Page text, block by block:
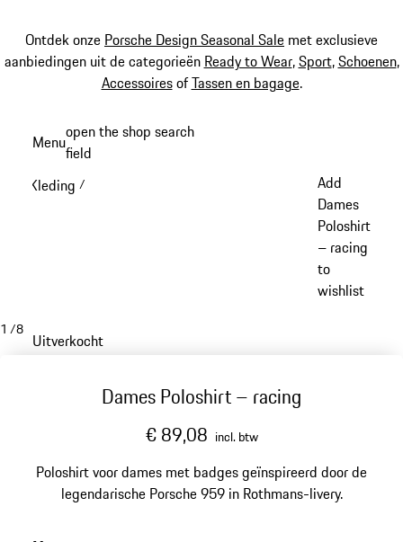
Ontdek onze Porsche Design Seasonal Sale met exclusieve
aanbiedingen uit de categorieën Ready to Wear,Sport,Schoenen,
AccessoiresofTassen en bagage.
hoofdinhoud
Menuopen the shop search
field
Kleding /
Add
Dames
Poloshirt
– racing
to
wishlist
1 /8
Uitverkocht
Dames Poloshirt – racing
€ 89,08 incl. btw
Poloshirt voor dames met badges geïnspireerd door de
legendarische Porsche 959 in Rothmans-livery.